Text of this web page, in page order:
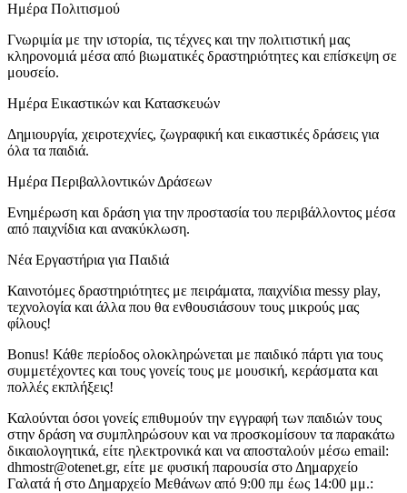
Ημέρα Πολιτισμού
Γνωριμία με την ιστορία, τις τέχνες και την πολιτιστική μας
κληρονομιά μέσα από βιωματικές δραστηριότητες και επίσκεψη σε
μουσείο.
Ημέρα Εικαστικών και Κατασκευών
Δημιουργία, χειροτεχνίες, ζωγραφική και εικαστικές δράσεις για
όλα τα παιδιά.
Ημέρα Περιβαλλοντικών Δράσεων
Ενημέρωση και δράση για την προστασία του περιβάλλοντος μέσα
από παιχνίδια και ανακύκλωση.
Νέα Εργαστήρια για Παιδιά
Καινοτόμες δραστηριότητες με πειράματα, παιχνίδια messy play,
τεχνολογία και άλλα που θα ενθουσιάσουν τους μικρούς μας
φίλους!
Bonus! Κάθε περίοδος ολοκληρώνεται με παιδικό πάρτι για τους
συμμετέχοντες και τους γονείς τους με μουσική, κεράσματα και
πολλές εκπλήξεις!
Καλούνται όσοι γονείς επιθυμούν την εγγραφή των παιδιών τους
στην δράση να συμπληρώσουν και να προσκομίσουν τα παρακάτω
δικαιολογητικά, είτε ηλεκτρονικά και να αποσταλούν μέσω email:
dhmostr@otenet.gr, είτε με φυσική παρουσία στο Δημαρχείο
Γαλατά ή στο Δημαρχείο Μεθάνων από 9:00 πμ έως 14:00 μμ.: